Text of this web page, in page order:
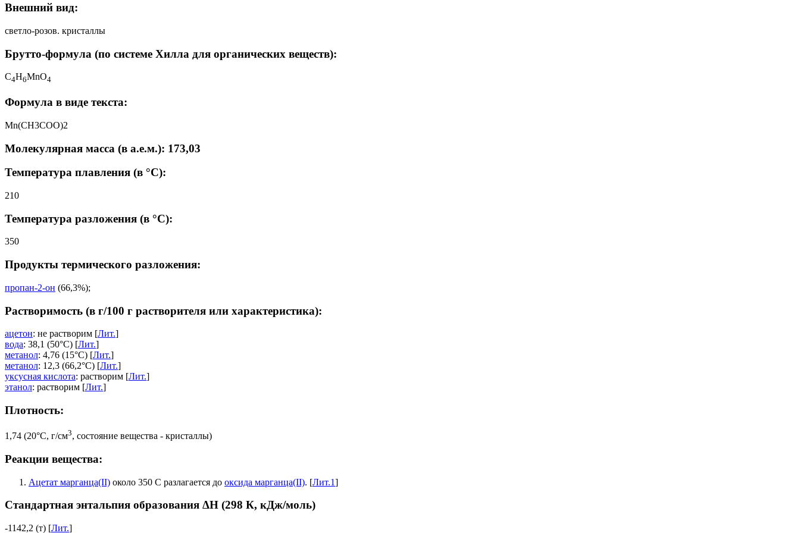
Внешний вид:
светло-розов. кристаллы
Брутто-формула (по системе Хилла для органических веществ):
C4H6MnO4
Формула в виде текста:
Mn(CH3COO)2
Молекулярная масса (в а.е.м.): 173,03
Температура плавления (в °C):
210
Температура разложения (в °C):
350
Продукты термического разложения:
пропан-2-он (66,3%);
Растворимость (в г/100 г растворителя или характеристика):
ацетон: не растворим [Лит.]
вода: 38,1 (50°C) [Лит.]
метанол: 4,76 (15°C) [Лит.]
метанол: 12,3 (66,2°C) [Лит.]
уксусная кислота: растворим [Лит.]
этанол: растворим [Лит.]
Плотность:
1,74 (20°C, г/см3, состояние вещества - кристаллы)
Реакции вещества:
Ацетат марганца(II) около 350 С разлагается до оксида марганца(II). [Лит.1]
Стандартная энтальпия образования ΔH (298 К, кДж/моль)
-1142,2 (т) [Лит.]